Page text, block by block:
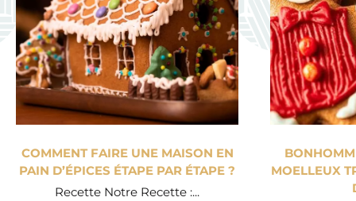
COMMENT FAIRE UNE MAISON EN
PAIN D’ÉPICES ÉTAPE PAR ÉTAPE ?
Recette Notre Recette :...
MOELLEUX